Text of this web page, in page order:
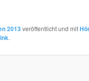
2013 veröffentlicht und mit
.